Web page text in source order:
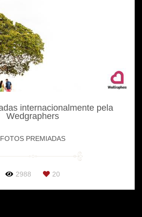
internacionalmente pela
Wedgraphers
FOTOS PREMIADAS
2988 20